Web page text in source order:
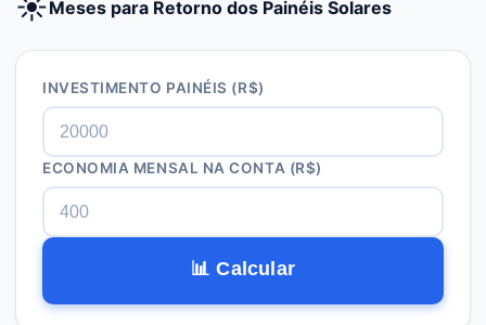
Meses para Retorno dos Painéis Solares
INVESTIMENTO PAINÉIS (R$)
ECONOMIA MENSAL NA CONTA (R$)
📊 Calcular